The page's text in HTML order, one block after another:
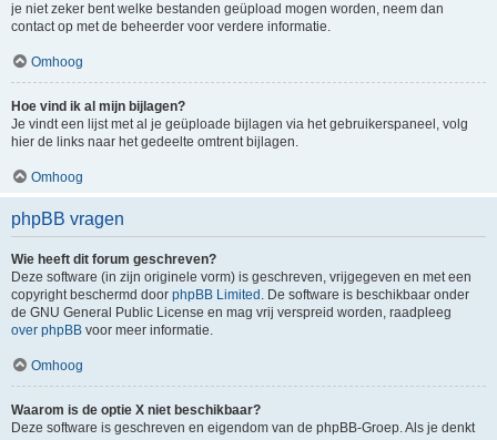
je niet zeker bent welke bestanden geüpload mogen worden, neem dan
contact op met de beheerder voor verdere informatie.
Omhoog
Hoe vind ik al mijn bijlagen?
Je vindt een lijst met al je geüploade bijlagen via het gebruikerspaneel, volg
hier de links naar het gedeelte omtrent bijlagen.
Omhoog
phpBB vragen
Wie heeft dit forum geschreven?
Deze software (in zijn originele vorm) is geschreven, vrijgegeven en met een
copyright beschermd door phpBB Limited . De software is beschikbaar onder
de GNU General Public License en mag vrij verspreid worden, raadpleeg
over phpBB voor meer informatie.
Omhoog
Waarom is de optie X niet beschikbaar?
Deze software is geschreven en eigendom van de phpBB-Groep. Als je denkt